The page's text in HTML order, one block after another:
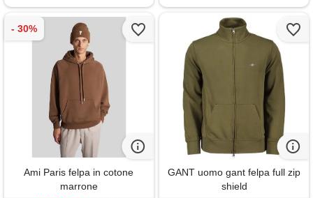
Ami Paris felpa in cotone
marrone
GANT uomo gant felpa full zip
shield